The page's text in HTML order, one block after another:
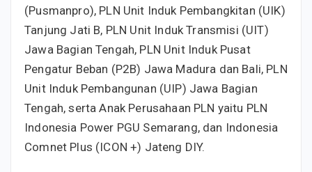
(Pusmanpro), PLN Unit Induk Pembangkitan (UIK)
Tanjung Jati B, PLN Unit Induk Transmisi (UIT)
Jawa Bagian Tengah, PLN Unit Induk Pusat
Pengatur Beban (P2B) Jawa Madura dan Bali, PLN
Unit Induk Pembangunan (UIP) Jawa Bagian
Tengah, serta Anak Perusahaan PLN yaitu PLN
Indonesia Power PGU Semarang, dan Indonesia
Comnet Plus (ICON +) Jateng DIY.